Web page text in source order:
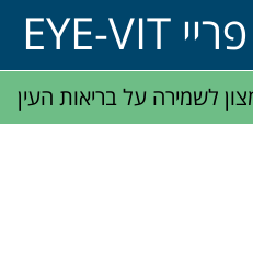
איי-ויט ארדס פריי EYE-VIT
לשמירה על בריאות העין